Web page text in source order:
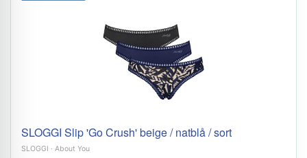
SLOGGI Slip 'Go Crush' beige / natblå / sort
SLOGGI · About You